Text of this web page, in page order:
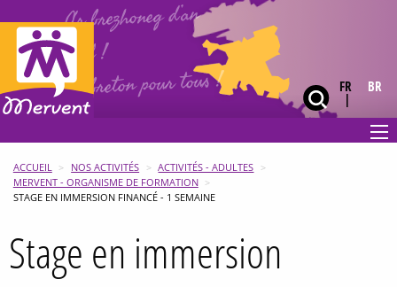
Ar brezhoneg d’an
holl !
Le breton pour tous ! FR BR
ACCUEIL NOS ACTIVITÉS
ACTIVITÉS - ADULTES
MERVENT - ORGANISME DE FORMATION
STAGE EN IMMERSION FINANCÉ - 1 SEMAINE
Stage en immersion